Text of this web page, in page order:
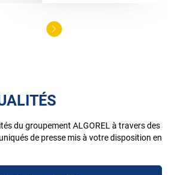
du groupement ALGOREL à travers des
de presse mis à votre disposition en